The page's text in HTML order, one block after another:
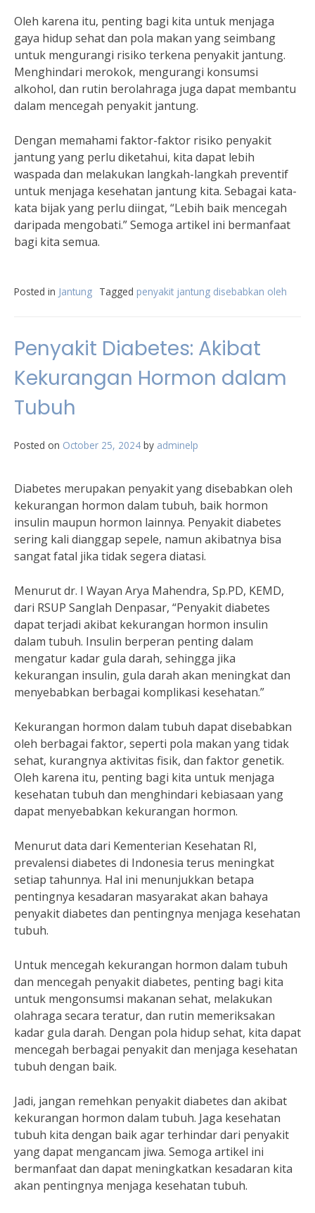
Oleh karena itu, penting bagi kita untuk menjaga
gaya hidup sehat dan pola makan yang seimbang
untuk mengurangi risiko terkena penyakit jantung.
Menghindari merokok, mengurangi konsumsi
alkohol, dan rutin berolahraga juga dapat membantu
dalam mencegah penyakit jantung.
Dengan memahami faktor-faktor risiko penyakit
jantung yang perlu diketahui, kita dapat lebih
waspada dan melakukan langkah-langkah preventif
untuk menjaga kesehatan jantung kita. Sebagai kata-
kata bijak yang perlu diingat, “Lebih baik mencegah
daripada mengobati.” Semoga artikel ini bermanfaat
bagi kita semua.
Posted in Jantung Tagged penyakit jantung disebabkan oleh
Penyakit Diabetes: Akibat
Kekurangan Hormon dalam
Tubuh
Posted on October 25, 2024 by adminelp
Diabetes merupakan penyakit yang disebabkan oleh
kekurangan hormon dalam tubuh, baik hormon
insulin maupun hormon lainnya. Penyakit diabetes
sering kali dianggap sepele, namun akibatnya bisa
sangat fatal jika tidak segera diatasi.
Menurut dr. I Wayan Arya Mahendra, Sp.PD, KEMD,
dari RSUP Sanglah Denpasar, “Penyakit diabetes
dapat terjadi akibat kekurangan hormon insulin
dalam tubuh. Insulin berperan penting dalam
mengatur kadar gula darah, sehingga jika
kekurangan insulin, gula darah akan meningkat dan
menyebabkan berbagai komplikasi kesehatan.”
Kekurangan hormon dalam tubuh dapat disebabkan
oleh berbagai faktor, seperti pola makan yang tidak
sehat, kurangnya aktivitas fisik, dan faktor genetik.
Oleh karena itu, penting bagi kita untuk menjaga
kesehatan tubuh dan menghindari kebiasaan yang
dapat menyebabkan kekurangan hormon.
Menurut data dari Kementerian Kesehatan RI,
prevalensi diabetes di Indonesia terus meningkat
setiap tahunnya. Hal ini menunjukkan betapa
pentingnya kesadaran masyarakat akan bahaya
penyakit diabetes dan pentingnya menjaga kesehatan
tubuh.
Untuk mencegah kekurangan hormon dalam tubuh
dan mencegah penyakit diabetes, penting bagi kita
untuk mengonsumsi makanan sehat, melakukan
olahraga secara teratur, dan rutin memeriksakan
kadar gula darah. Dengan pola hidup sehat, kita dapat
mencegah berbagai penyakit dan menjaga kesehatan
tubuh dengan baik.
Jadi, jangan remehkan penyakit diabetes dan akibat
kekurangan hormon dalam tubuh. Jaga kesehatan
tubuh kita dengan baik agar terhindar dari penyakit
yang dapat mengancam jiwa. Semoga artikel ini
bermanfaat dan dapat meningkatkan kesadaran kita
akan pentingnya menjaga kesehatan tubuh.